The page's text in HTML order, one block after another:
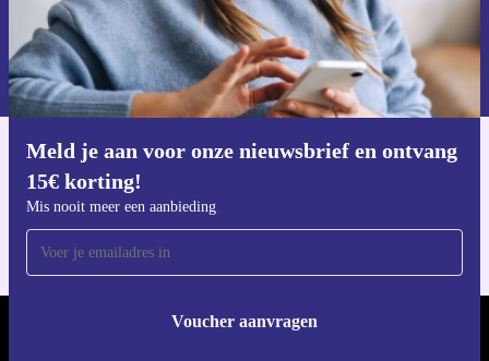
Meld je aan voor onze nieuwsbrief en ontvang
15€ korting!
Mis nooit meer een aanbieding
Voucher aanvragen
Voucher aanvragen
Informatie over het gebruik van persoonsgegevens vind je in ons
privacybeleid .
Download de refurbed app